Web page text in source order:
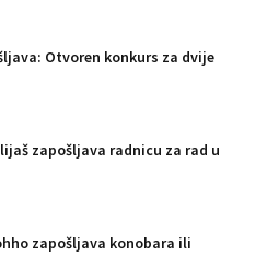
Otvoren konkurs za dvije
zapošljava radnicu za rad u
zapošljava konobara ili